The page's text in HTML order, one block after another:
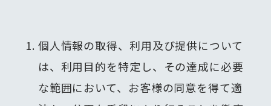
個人情報の取得、利用及び提供について
は、利用目的を特定し、その達成に必要
な範囲において、お客様の同意を得て適